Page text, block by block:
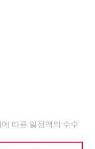
따른 일정액의 수수